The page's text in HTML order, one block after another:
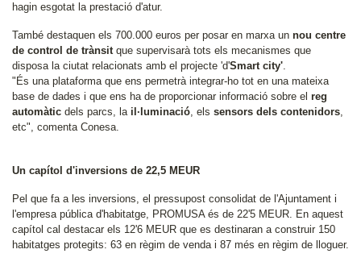
hagin esgotat la prestació d'atur.
També destaquen els 700.000 euros per posar en marxa un nou centre
de control de trànsit que supervisarà tots els mecanismes que
disposa la ciutat relacionats amb el projecte 'd'Smart city'.
"És una plataforma que ens permetrà integrar-ho tot en una mateixa
base de dades i que ens ha de proporcionar informació sobre el reg
automàtic dels parcs, la il·luminació, els sensors dels contenidors,
etc", comenta Conesa.
Un capítol d'inversions de 22,5 MEUR
Pel que fa a les inversions, el pressupost consolidat de l'Ajuntament i
l'empresa pública d'habitatge, PROMUSA és de 22'5 MEUR. En aquest
capítol cal destacar els 12'6 MEUR que es destinaran a construir 150
habitatges protegits: 63 en règim de venda i 87 més en règim de lloguer.